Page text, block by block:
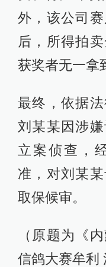
外，该公司
后，所得拍
获奖者无一拿
最终，依据法
刘某某因涉
立案侦查，
准，对刘某
取保候审。
（原题为《
信鸽大赛牟利